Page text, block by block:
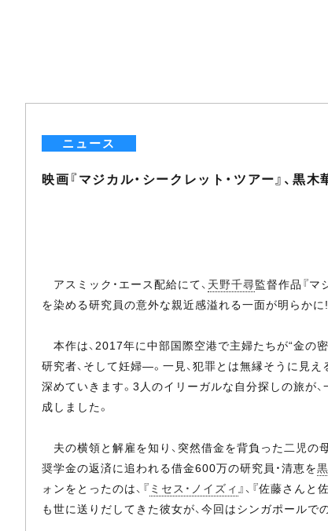
ニュース
映画『マジカル・シークレット・ツアー』、
アスミック・エース配給にて、 天野千尋監督作品『マ
を染める研究員の意外な親近感溢れる一面が明らか
本作は、2017年に中部国際空港で主婦たちが“金の
研究者、そして妊婦―。一見、犯罪とは無縁そうに見
深めていきます。3人のイリーガルな自分探しの旅が
成しました。
夫の横領と解雇を知り、突然借金を背負った二児の
奨学金の返済に追われる借金600万の研究員・清恵を
ォンをとったのは、『 ミセス・ノイズィ 』、『佐藤さん
も世に送りだしてきた彼女が、今回はシンガポールで